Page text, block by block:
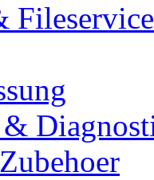
Fileservice